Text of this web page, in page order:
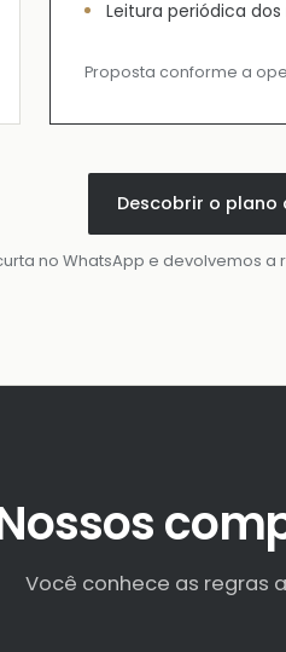
Leitura periódica
Proposta conforme a
Descobrir o plano
no WhatsApp e devolvemos
Você conhece as regras